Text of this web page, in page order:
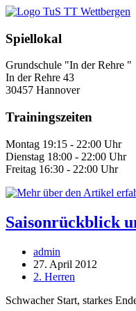
Zum
springen
Spiellokal
Grundschule "In der Rehre "
In der Rehre 43
30457 Hannover
Trainingszeiten
Montag 19:15 - 22:00 Uhr
Dienstag 18:00 - 22:00 Uhr
Freitag 16:30 - 22:00 Uhr
Saisonrückblick
Beitrags-
Autor:
admin
Beitrag
veröffentlicht:
27. April 2012
Beitrags-
2. Herren
Schwacher Start, starkes